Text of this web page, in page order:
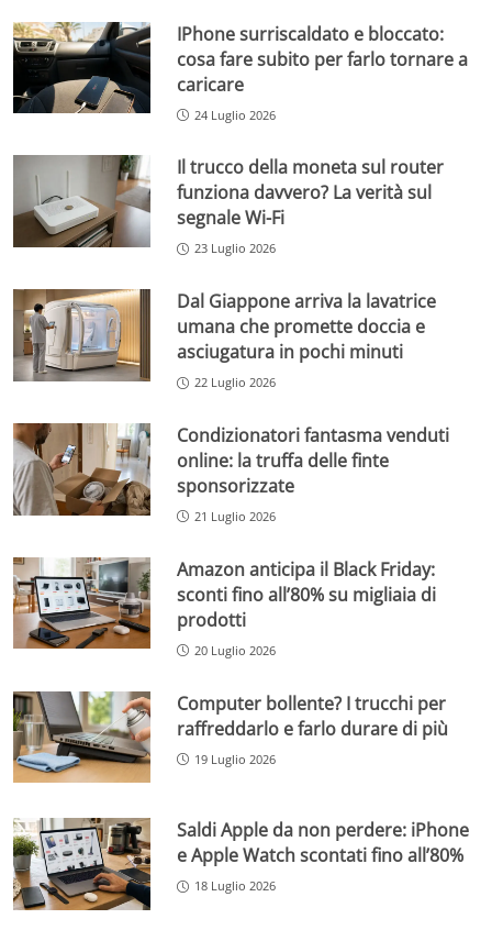
IPhone surriscaldato e bloccato:
cosa fare subito per farlo tornare a
caricare
24 Luglio 2026
Il trucco della moneta sul router
funziona davvero? La verità sul
segnale Wi-Fi
23 Luglio 2026
Dal Giappone arriva la lavatrice
umana che promette doccia e
asciugatura in pochi minuti
22 Luglio 2026
Condizionatori fantasma venduti
online: la truffa delle finte
sponsorizzate
21 Luglio 2026
Amazon anticipa il Black Friday:
sconti fino all’80% su migliaia di
prodotti
20 Luglio 2026
Computer bollente? I trucchi per
raffreddarlo e farlo durare di più
19 Luglio 2026
Saldi Apple da non perdere: iPhone
e Apple Watch scontati fino all’80%
18 Luglio 2026